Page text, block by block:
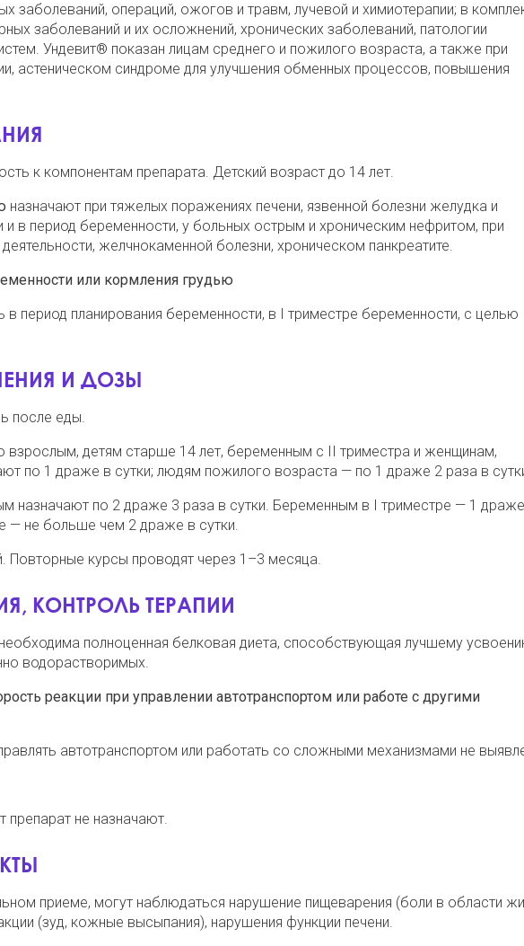
заболеваний, операций, ожогов и травм, лучевой и химиотерапии; в
заболеваний и их осложнений, хронических заболеваний, патологии
Ундевит® показан лицам среднего и пожилого возраста, а также при
астеническом синдроме для улучшения обменных процессов, повышения
к компонентам препарата. Детский возраст до 14 лет.
назначают при тяжелых поражениях печени, язвенной болезни желудка и
и в период беременности, у больных острым и хроническим нефритом, при
желчнокаменной болезни, хроническом панкреатите.
или кормления грудью
в период планирования беременности, в І триместре беременности, с целью
И ДОЗЫ
после еды.
взрослым, детям старше 14 лет, беременным с ΙΙ триместра и женщинам,
по 1 драже в сутки; людям пожилого возраста — по 1 драже 2 раза в
назначают по 2 драже 3 раза в сутки. Беременным в І триместре — 1
— не больше чем 2 драже в сутки.
Повторные курсы проводят через 1–3 месяца.
КОНТРОЛЬ ТЕРАПИИ
полноценная белковая диета, способствующая лучшему
водорастворимых.
реакции при управлении автотранспортом или работе с другими
автотранспортом или работать со сложными механизмами не
препарат не назначают.
приеме, могут наблюдаться нарушение пищеварения (боли в области
(зуд, кожные высыпания), нарушения функции печени.